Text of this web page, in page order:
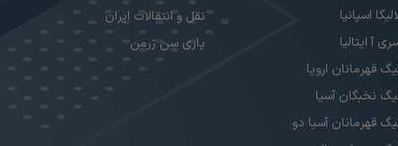
اسپانیا
آ ایتالیا
قهرمانان اروپا
نخبگان آسیا
قهرمانان آسیا دو
نقل و انتقالات ایران
پاری سن ژرمن